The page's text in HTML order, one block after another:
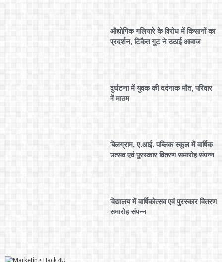
औद्योगिक गलियारे के विरोध में किसानों का
प्रदर्शन, टिकैत गुट ने उठाई आवाज
दुर्घटना में युवक की दर्दनाक मौत, परिवार
में मातम
बिलग्राम, ए.आई. पब्लिक स्कूल में वार्षिक
उत्सव एवं पुरस्कार वितरण समारोह संपन्न
विद्यालय में वार्षिकोत्सव एवं पुरस्कार वितरण
समारोह संपन्न